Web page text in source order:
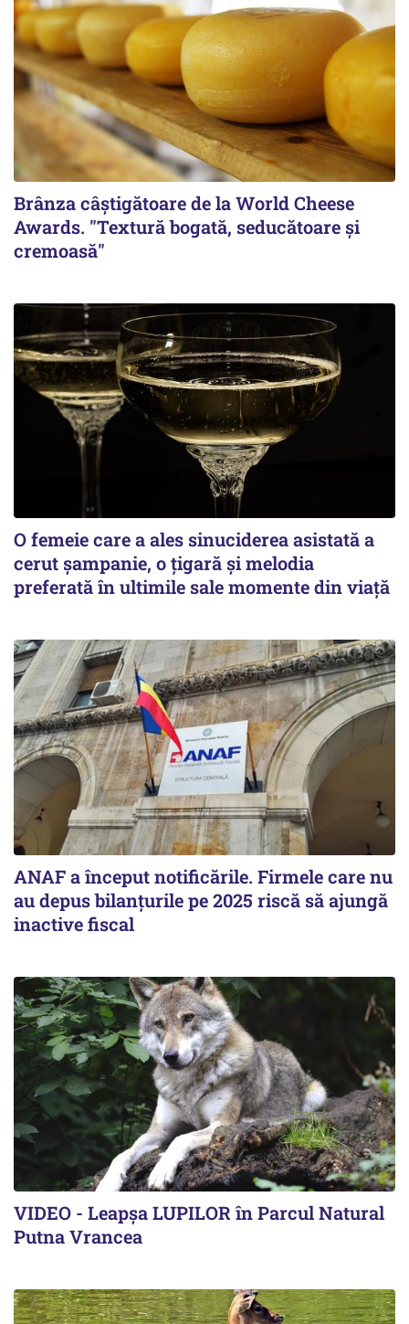
Brânza câștigătoare de la World Cheese
Awards. "Textură bogată, seducătoare și
cremoasă"
O femeie care a ales sinuciderea asistată a
cerut șampanie, o țigară și melodia
preferată în ultimile sale momente din viață
ANAF a început notificările. Firmele care nu
au depus bilanțurile pe 2025 riscă să ajungă
inactive fiscal
VIDEO - Leapșa LUPILOR în Parcul Natural
Putna Vrancea